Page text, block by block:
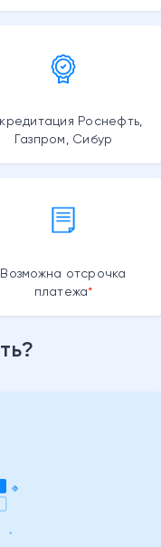
Роснефть,
Газпром, Сибур
Возможна отсрочка
платежа